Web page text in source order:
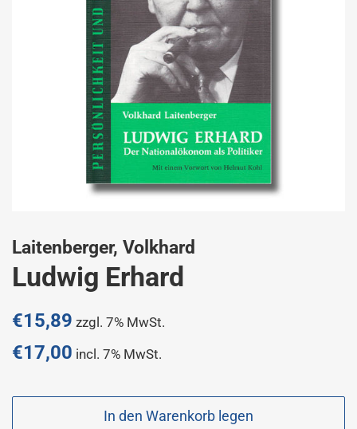
Laitenberger, Volkhard
Ludwig Erhard
Normaler
€15,89 zzgl. 7% MwSt.
€17,00 incl. 7% MwSt.
In den Warenkorb legen